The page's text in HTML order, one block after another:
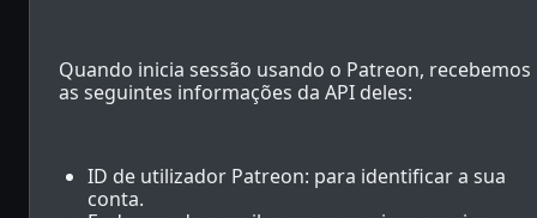
Quando inicia sessão usando o Patreon, recebemos
as seguintes informações da API deles:
ID de utilizador Patreon: para identificar a sua
conta.